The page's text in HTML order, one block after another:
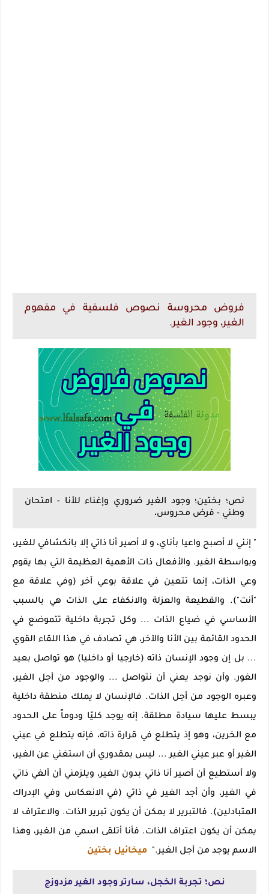
فروض محروسة نصوص فلسفية في مفهوم
الغير، وجود الغير.
نص؛ بختين؛ وجود الغير ضروري وإغناء للأنا - امتحان
وطني - فرض محروس،
" إنني لا أصبح واعيا بأناي، و لا أصير أنا ذاتي إلا بانكشافي للغير،
وبواسطة الغير. والأفعال ذات الأهمية العظيمة التي بها يقوم
وعي الذات، إنما تتعين في علاقة بوعي آخر (وفي علاقة مع
"أنت"). والقطيعة والعزلة والانكفاء على الذات هي بالسبب
الأساسي في ضياع الذات ... وكل تجربة داخلية تتموضع في
الحدود القائمة بين الأنا والآخر، هي تصادف في هذا اللقاء القوي
... بل إن وجود الإنسان ذاته (خارجيا أو داخليا) هو تواصل بعيد
الغور. وأن نوجد يعني أن نتواصل ... والوجود من أجل الغير،
وعبره الوجود من أجل الذات. فالإنسان لا يملك منطقة داخلية
يبسط عليها سيادة مطلقة. إنه يوجد كليّا ودوماً على الحدود
مع الخرين، وهو إذ يتطلع في قرارة ذاته، فإنه يتطلع في عيني
الغير أو عبر عيني الغير ... ليس بمقدوري أن استغني عن الغير،
ولا أستطيع أن أصير أنا ذاتي بدون الغير، ويلزمني أن ألغي ذاتي
في الغير، وأن أجد الغير في ذاتي (في الانعكاس وفي الإدراك
المتبادلين). فالتبرير لا بمكن أن يكون تبرير الذات. والاعتراف لا
يمكن أن يكون اعتراف الذات. فأنا أتلقى اسمي من الغير، وهذا
الاسم يوجد من أجل الغير." ميخائيل بختين
نص؛ تجربة الخجل، سارتر وجود الغير مزدوزج